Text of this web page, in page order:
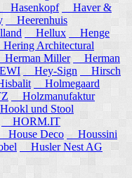
Hasenkopf
Haver &
Heerenhuis
Hellux
Henge
Architectural
Herman Miller
Herman
Hey-Sign
Hirsch
Holmegaard
Holzmanufaktur
und Stool
HORM.IT
House Deco
Houssini
Husler Nest AG